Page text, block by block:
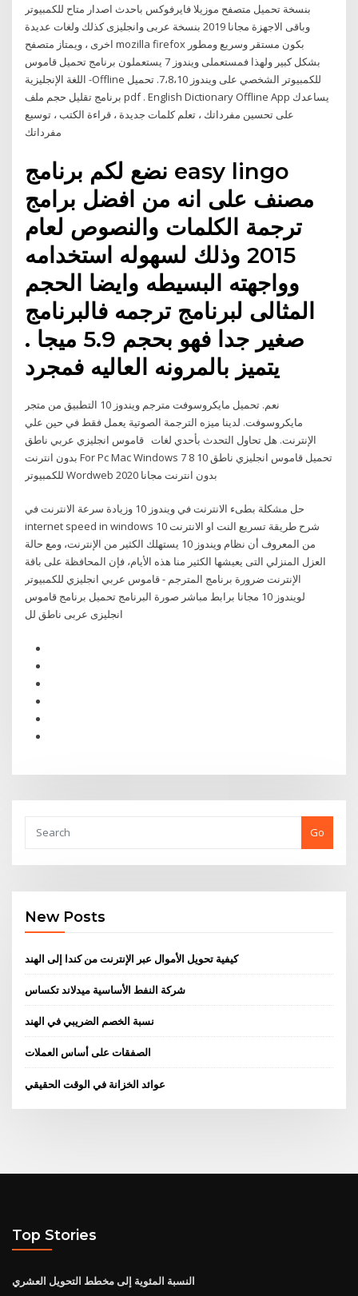
بنسخة تحميل متصفح موزيلا فايرفوكس باحدث اصدار متاح للكمبيوتر
وباقى الاجهزة مجانا 2019 بنسخة عربى وانجليزى كذلك ولغات عديدة
اخرى ، ويمتاز متصفح mozilla firefox بكون مستقر وسريع ومطور
بشكل كبير ولهذا فمستعملى ويندوز 7 يستعملون برنامج تحميل قاموس
اللغة الإنجليزية -Offline للكمبيوتر الشخصي على ويندوز 7،8،10. تحميل
برنامج تقليل حجم ملف pdf . English Dictionary Offline App يساعدك
على تحسين مفرداتك ، تعلم كلمات جديدة ، قراءة الكتب ، توسيع
مفرداتك
نضع لكم برنامج easy lingo
مصنف على انه من افضل برامج
ترجمة الكلمات والنصوص لعام
2015 وذلك لسهوله استخدامه
وواجهته البسيطه وايضا الحجم
المثالى لبرنامج ترجمه فالبرنامج
صغير جدا فهو بحجم 5.9 ميجا .
يتميز بالمرونه العاليه فمجرد
نعم. تحميل مايكروسوفت مترجم ويندوز 10 التطبيق من متجر
مايكروسوفت. لدينا ميزه الترجمة الصوتية يعمل فقط في حين علي
الإنترنت. هل تحاول التحدث بأحدي لغات قاموس انجليزي عربي ناطق
بدون انترنت For Pc Mac Windows 7 8 10 تحميل قاموس انجليزي ناطق
حل مشكلة بطىء الانترنت في ويندوز 10 وزيادة سرعة الانترنت في
internet speed in windows 10 شرح طريقة تسريع النت او الانترنت
من المعروف أن نظام ويندوز 10 يستهلك الكثير من الإنترنت، ومع حالة
العزل المنزلي التى يعيشها الكثير منا هذه الأيام، فإن المحافظة على باقة
الإنترنت ضرورة برنامج المترجم - قاموس عربي انجليزي للكمبيوتر
لويندوز 10 مجانا برابط مباشر صورة البرنامج تحميل برنامج قاموس
انجليزى عربى ناطق لل
Go
New Posts
كيفية تحويل الأموال عبر الإنترنت من كندا إلى الهند
شركة النفط الأساسية ميدلاند تكساس
نسبة الخصم الضريبي في الهند
الصفقات على أساس العملات
عوائد الخزانة في الوقت الحقيقي
Top Stories
النسبة المئوية إلى مخطط التحويل العشري